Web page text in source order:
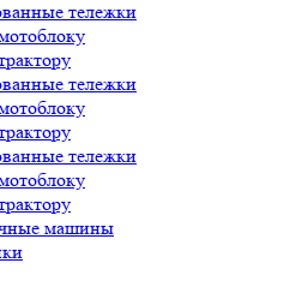
тележки
тележки
тележки
машины